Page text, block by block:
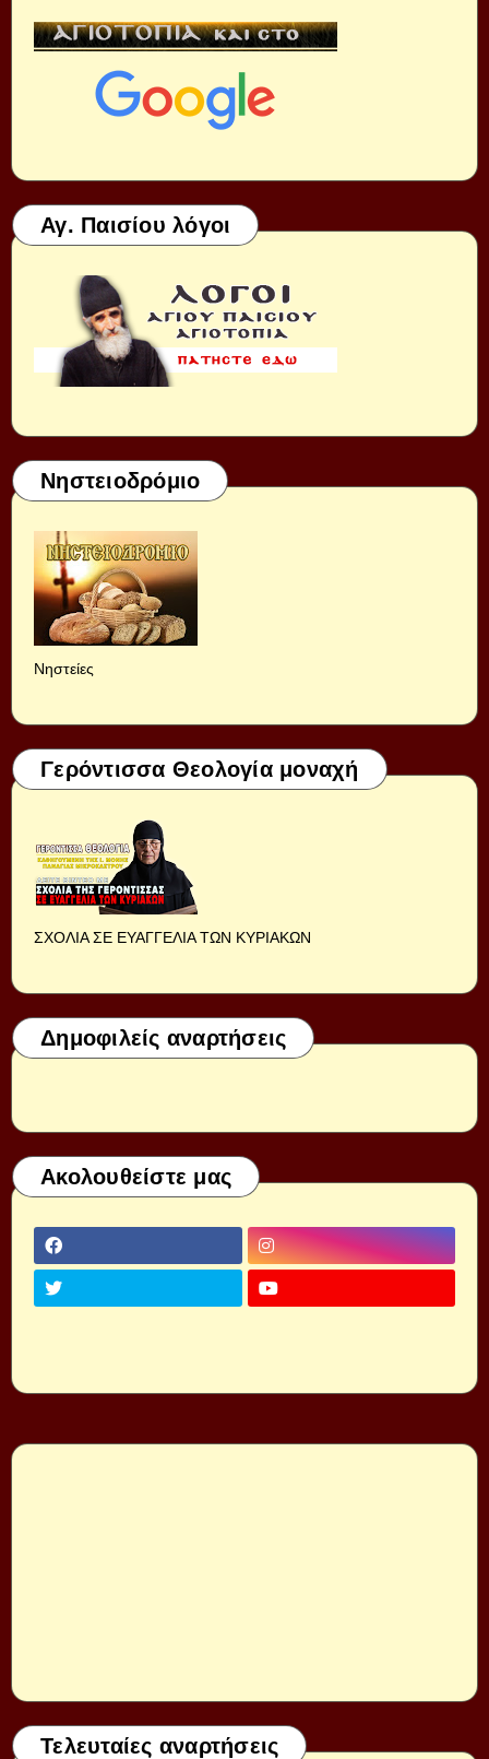
Αγ. Παισίου λόγοι
Νηστειοδρόμιο
Νηστείες
Γερόντισσα Θεολογία μοναχή
ΣΧΟΛΙΑ ΣΕ ΕΥΑΓΓΕΛΙΑ ΤΩΝ ΚΥΡΙΑΚΩΝ
Δημοφιλείς αναρτήσεις
Ακολουθείστε μας
Τελευταίες αναρτήσεις